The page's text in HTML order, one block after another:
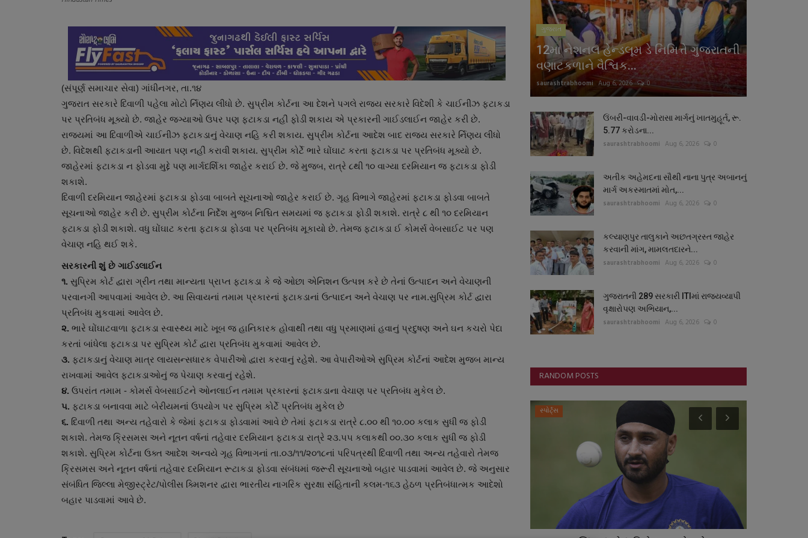
(સંપૂર્ણ સમાચાર સેવા) ગાંધીનગર, તા.૧૪
ગુજરાત સરકારે દિવાળી પહેલા મોટો ર્નિણય લીધો છે. સુપ્રીમ કોર્ટના આ દેશને પગલે રાજ્ય સરકારે વિદેશી કે ચાઈનીઝ ફટાકડા
પર પ્રતિબંધ મૂક્યો છે. જાહેર જગ્યાઓ ઉપર પણ ફટાકડા નહીં ફોડી શકાય એ પ્રકારની ગાઈડલાઈન જાહેર કરી છે.
રાજ્યમાં આ દિવાળીએ ચાઈનીઝ ફટાકડાનું વેચાણ નહિ કરી શકાય. સુપ્રીમ કોર્ટના આદેશ બાદ રાજ્ય સરકારે ર્નિણય લીધો
છે. વિદેશથી ફટાકડાની આયાત પણ નહીં કરાવી શકાય. સુપ્રીમ કોર્ટે ભારે ઘોંઘાટ કરતા ફટાકડા પર પ્રતિબંધ મૂક્યો છે.
જાહેરમાં ફટાકડા ન ફોડવા મુદ્દે પણ માર્ગદર્શિકા જાહેર કરાઈ છે. જે મુજબ, રાત્રે ૮થી ૧૦ વાગ્યા દરમિયાન જ ફટાકડા ફોડી
શકાશે.
દિવાળી દરમિયાન જાહેરમાં ફટાકડા ફોડવા બાબતે સૂચનાઓ જાહેર કરાઈ છે. ગૃહ વિભાગે જાહેરમાં ફટાકડા ફોડવા બાબતે
સૂચનાઓ જાહેર કરી છે. સુપ્રીમ કોર્ટના નિર્દેશ મુજબ નિશ્ચિત સમયમાં જ ફટાકડા ફોડી શકાશે. રાત્રે ૮ થી ૧૦ દરમિયાન
ફટાકડા ફોડી શકાશે. વધુ ઘોંઘાટ કરતા ફટાકડા ફોડવા પર પ્રતિબંધ મૂકાયો છે. તેમજ ફટાકડા ઈ કોમર્સ વેબસાઈટ પર પણ
વેચાણ નહિ થઈ શકે.
સરકારની શું છે ગાઈડલાઈન
૧. સુપ્રિમ કોર્ટ દ્વારા ગ્રીન તથા માન્યતા પ્રાપ્ત ફટાકડા કે જે ઓછા એનિશન ઉત્પન્ન કરે છે તેનાં ઉત્પાદન અને વેચાણની
પરવાનગી આપવામાં આવેલ છે. આ સિવાયનાં તમામ પ્રકારનાં ફટાકડાનાં ઉત્પાદન અને વેચાણ પર નામ.સુપ્રિમ કોર્ટ દ્વારા
પ્રતિબંધ મુકવામાં આવેલ છે.
૨. ભારે ઘોંઘાટવાળા ફટાકડા સ્વાસ્થ્ય માટે ખૂબ જ હાનિકારક હોવાથી તથા વધુ પ્રમાણમાં હવાનું પ્રદુષણ અને ઘન કચરો પેદા
કરતાં બાંધેલા ફટાકડા પર સુપ્રિમ કોર્ટ દ્વારા પ્રતિબંધ મુકવામાં આવેલ છે.
૩. ફટાકડાનું વેચાણ માત્ર લાયસન્સધારક વેપારીઓ દ્વારા કરવાનું રહેશે. આ વેપારીઓએ સુપ્રિમ કોર્ટનાં આદેશ મુજબ માન્ય
રાખવામાં આવેલ ફટાકડાઓનું જ પેચાણ કરવાનું રહેશે.
૪. ઉપરાંત તમામ - કોમર્સ વેબસાઈટને ઓનલાઈન તમામ પ્રકારનાં ફટાકડાના વેચાણ પર પ્રતિબંધ મુકેલ છે.
૫. ફટાકડા બનાવવા માટે બેરીયમનાં ઉપયોગ પર સુપ્રિમ કોર્ટે પ્રતિબંધ મુકેલ છે
૬. દિવાળી તથા અન્ય તહેવારો કે જેમાં ફટાકડા ફોડવામાં આવે છે તેમાં ફટાકડા રાત્રે ૮.૦૦ થી ૧૦.૦૦ કલાક સુધી જ ફોડી
શકાશે. તેમજ ક્રિસમસ અને નૂતન વર્ષનાં તહેવાર દરમિયાન ફટાકડા રાત્રે ૨૩.૫૫ કલાકથી ૦૦.૩૦ કલાક સુધી જ ફોડી
શકાશે. સુપ્રિમ કોર્ટના ઉક્ત આદેશ અન્વયે ગૃહ વિભાગનાં તા.૦૩/૧૧/૨૦૧૮નાં પરિપત્રથી દિવાળી તથા અન્ય તહેવારો તેમજ
ક્રિસમસ અને નૂતન વર્ષનાં તહેવાર દરમિયાન રૂટાકડા ફોડવા સંબંધમાં જરૂરી સૂચનાઓ બહાર પાડવામાં આવેલ છે. જે અનુસાર
સંબંધિત જિલ્લા મેજીસ્ટ્રેટ/પોલીસ ક્મિશનર દ્વારા ભારતીય નાગરિક સુરક્ષા સંહિતાની કલમ-૧૬૩ હેઠળ પ્રતિબંધાત્મક આદેશો
બહાર પાડવામાં આવે છે.
ગુજરાત
12મા નેશનલ હેન્ડલૂમ ડે નિમિત્તે ગુજરાતની
વણાટકળાને વૈશ્વિક...
saurashtrabhoomi Aug 6, 2026 0
ઉંબરી-વાવડી-મોરાસા માર્ગનું ખાતમુહૂર્ત, રૂ.
5.77 કરોડના...
saurashtrabhoomi Aug 6, 2026 0
અતીક અહેમદના સૌથી નાના પુત્ર અબાનનું
માર્ગ અકસ્માતમાં મોત,...
saurashtrabhoomi Aug 6, 2026 0
કલ્યાણપુર તાલુકાને અછતગ્રસ્ત જાહેર
કરવાની માંગ, મામલતદારને...
saurashtrabhoomi Aug 6, 2026 0
ગુજરાતની 289 સરકારી ITIમાં રાજ્યવ્યાપી
વૃક્ષારોપણ અભિયાન,...
saurashtrabhoomi Aug 6, 2026 0
RANDOM POSTS
સ્વાસ્થ્ય ગુનાખોરી સ્પોર્ટ્સ